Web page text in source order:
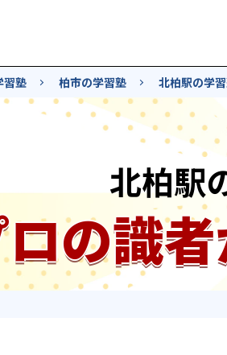
習塾 柏市の学習塾 北柏駅の学
北柏駅
の識